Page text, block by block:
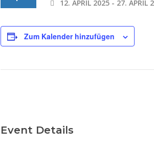
12. APRIL 2025 - 27. APRIL
Zum Kalender hinzufügen
Event Details